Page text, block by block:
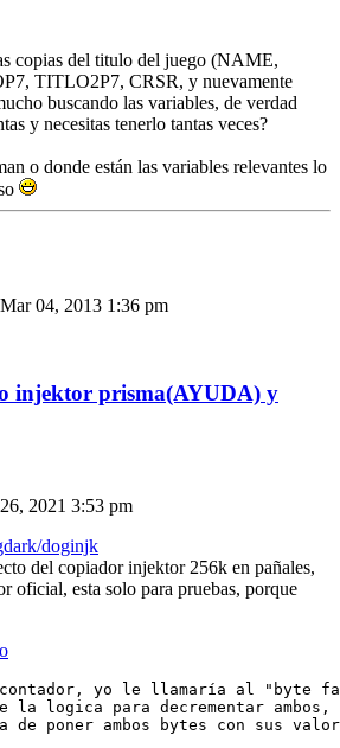
copias del titulo del juego (NAME,
TITLO2P7, CRSR, y nuevamente
buscando las variables, de verdad
y necesitas tenerlo tantas veces?
o donde están las variables relevantes lo
04, 2013 1:36 pm
injektor prisma(AYUDA) y
2021 3:53 pm
doginjk
del copiador injektor 256k en pañales,
oficial, esta solo para pruebas, porque
yo le llamaría al "byte
logica para decrementar ambos,
de poner ambos bytes con sus